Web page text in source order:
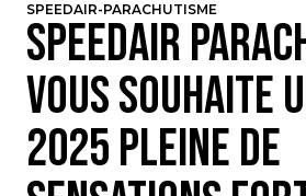
SPEEDAIR-PARACHUTISME
Speedair
vous souhaite
2025 pleine de